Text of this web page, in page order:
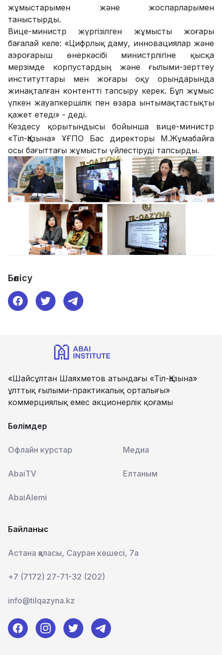
жұмыстарымен және жоспарларымен
таныстырды.
Вице-министр жүргізілген жұмысты жоғары
бағалай келе: «Цифрлық даму, инновациялар және
аэроғарыш өнеркәсібі министрлігіне қысқа
мерзімде корпустардың және ғылыми-зерттеу
институттары мен жоғары оқу орындарында
жинақталған контентті тапсыру керек. Бұл жұмыс
үлкен жауапкершілік пен өзара ынтымақтастықты
қажет етеді» - деді.
Кездесу қорытындысы бойынша вице-министр
«Тіл-Қазына» ҰҒПО Бас директоры М.Жұмабайға
осы бағыттағы жұмысты үйлестіруді тапсырды.
Бөлісу
«Шайсұлтан Шаяхметов атындағы «Тіл-Қазына»
ұлттық ғылыми-практикалық орталығы»
коммерциялық емес акционерлік қоғамы
Бөлімдер
Офлайн курстар Медиа
AbaiTV Елтаным
AbaiAlemi
Байланыс
Астана қаласы, Сауран көшесі, 7а
+7 (7172) 27-71-32 (202)
info@tilqazyna.kz